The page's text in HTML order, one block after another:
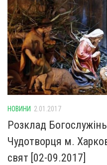
НОВИНИ 2.01.2017
Розклад
Чудотворця м.
свят [02-09.2017]